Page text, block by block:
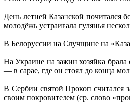
День летней Казанской почитался
молодёжь устраивала гулянья
В Белоруссии на Случщине на
На Украине на зажин хозяйка
— в сарае, где он стоял до конца
В Сербии святой Прокоп считался
своим покровителем (ср. слово